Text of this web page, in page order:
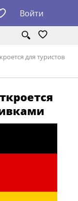
Войти
для туристов